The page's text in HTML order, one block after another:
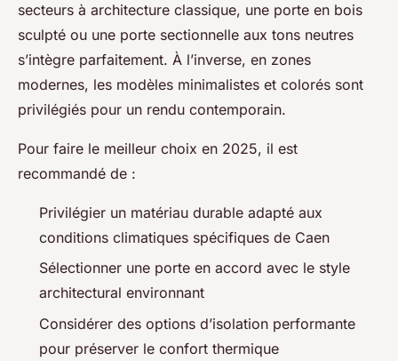
secteurs à architecture classique, une porte en bois
sculpté ou une porte sectionnelle aux tons neutres
s’intègre parfaitement. À l’inverse, en zones
modernes, les modèles minimalistes et colorés sont
privilégiés pour un rendu contemporain.
Pour faire le meilleur choix en 2025, il est
recommandé de :
Privilégier un matériau durable adapté aux
conditions climatiques spécifiques de Caen
Sélectionner une porte en accord avec le style
architectural environnant
Considérer des options d’isolation performante
pour préserver le confort thermique